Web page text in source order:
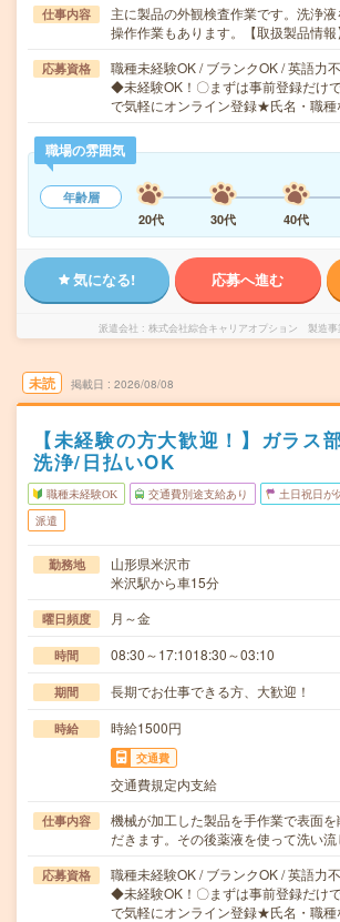
仕事内容
主に製品の外観検査作業です。洗浄
操作作業もあります。【取扱製品情
応募資格
職種未経験OK / ブランクOK / 英語力
◆未経験OK！〇まずは事前登録だけ
で気軽にオンライン登録★氏名・職
職場の雰囲気
年齢層
20代
30代 40代
気になる! 応募へ進む
派遣会社 株式会社綜合キャリアオプション 製造事
未読 掲載日 2026/08/08
【未経験の方大歓迎！】ガラス
洗浄/日払いOK
職種未経験OK 交通費別途支給あり 土日祝日が
派遣
勤務地
山形県米沢市
米沢駅から車15分
曜日頻度 月～金
時間 08:30～17:1018:30～03:10
期間 長期でお仕事できる方、大歓迎！
時給 時給1500円
交通費
交通費規定内支給
仕事内容
機械が加工した製品を手作業で表面
だきます。その後薬液を使って洗い
応募資格
職種未経験OK / ブランクOK / 英語力
◆未経験OK！〇まずは事前登録だけ
で気軽にオンライン登録★氏名・職